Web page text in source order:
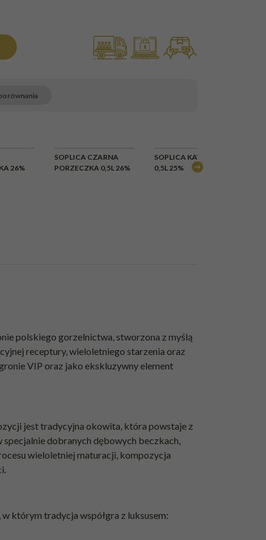
26%
SOPLICA CZARNA
PORZECZKA 0,5L 26%
SOPLICA KAWOWA
0,5L 25%
polskiego gorzelnictwa, stworzona z myślą
receptury, wieloletniego starzenia oraz
VIP oraz jako ekskluzywny element
jest tradycyjna okowita, która powstaje z
dobranych dębowych beczkach,
wieloletniej maturacji, kompozycja
którym tradycja współgra z luksusem: